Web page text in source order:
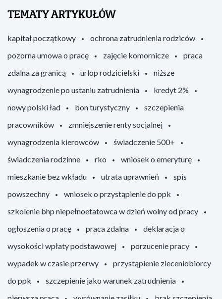
TEMATY ARTYKUŁÓW
kapitał początkowy
ochrona zatrudnienia rodziców
pozorna umowa o pracę
zajęcie komornicze
praca
zdalna za granicą
urlop rodzicielski
niższe
wynagrodzenie po ustaniu zatrudnienia
kredyt 2%
nowy polski ład
bon turystyczny
szczepienia
pracowników
zmniejszenie renty socjalnej
wynagrodzenia kierowców
świadczenie 500+
świadczenia rodzinne
rko
wniosek o emeryturę
mieszkanie bez wkładu
utrata uprawnień
spis
powszechny
wniosek o przystąpienie do ppk
szkolenie bhp niepełnoetatowca w dzień wolny od pracy
ogłoszenia o pracę
praca zdalna
deklaracja o
wysokości wpłaty podstawowej
porzucenie pracy
wypadek w czasie przerwy
przystąpienie zleceniobiorcy
do ppk
szczepienie jako warunek zatrudnienia